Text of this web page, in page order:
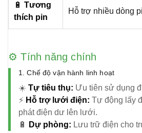
🔋 Tương
thích pin
Hỗ trợ nhiều dòng
⚙️ Tính năng chính
1. Chế độ vận hành linh hoạt
☀️ Tự tiêu thụ: Ưu tiên sử dụng
⚡ Hỗ trợ lưới điện: Tự động lấy
phát điện dư lên lưới.
🔋
Dự phòng: Lưu trữ điện cho